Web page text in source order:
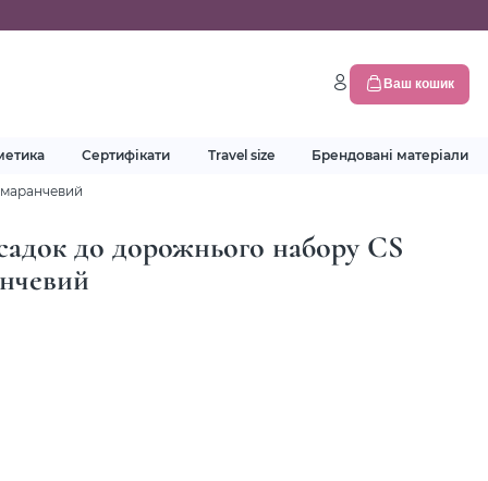
Ваш кошик
Сертифікати Travel size Брендовані матеріали
до дорожнього набору CS